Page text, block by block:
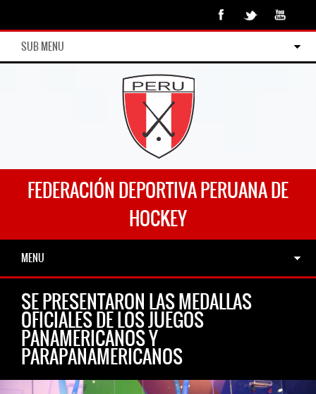
SUB MENU
FEDERACIÓN DEPORTIVA PERUANA DE
HOCKEY
MENU
SE PRESENTARON LAS MEDALLAS
OFICIALES DE LOS JUEGOS
PANAMERICANOS Y
PARAPANAMERICANOS